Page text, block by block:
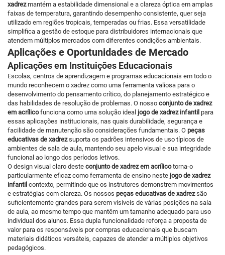
xadrezmantém a estabilidade dimensional e a clareza óptica em amplas
faixas de temperatura, garantindo desempenho consistente, quer seja
utilizado em regiões tropicais, temperadas ou frias. Essa versatilidade
simplifica a gestão de estoque para distribuidores internacionais que
atendem múltiplos mercados com diferentes condições ambientais.
Aplicações e Oportunidades de Mercado
Aplicações em Instituições Educacionais
Escolas, centros de aprendizagem e programas educacionais em todo o
mundo reconhecem o xadrez como uma ferramenta valiosa para o
desenvolvimento do pensamento crítico, do planejamento estratégico e
das habilidades de resolução de problemas. O nosso conjunto de xadrez
em acrílicofunciona como uma solução ideal jogo de xadrez infantil para
essas aplicações institucionais, nas quais durabilidade, segurança e
facilidade de manutenção são considerações fundamentais. O peças
educativas de xadrezsuporta os padrões intensivos de uso típicos de
ambientes de sala de aula, mantendo seu apelo visual e sua integridade
funcional ao longo dos períodos letivos.
O design visual claro deste conjunto de xadrez em acrílicotorna-o
particularmente eficaz como ferramenta de ensino neste jogo de xadrez
infantil contexto, permitindo que os instrutores demonstrem movimentos
e estratégias com clareza. Os nossos peças educativas de xadrezsão
suficientemente grandes para serem visíveis de várias posições na sala
de aula, ao mesmo tempo que mantêm um tamanho adequado para uso
individual dos alunos. Essa dupla funcionalidade reforça a proposta de
valor para os responsáveis por compras educacionais que buscam
materiais didáticos versáteis, capazes de atender a múltiplos objetivos
pedagógicos.